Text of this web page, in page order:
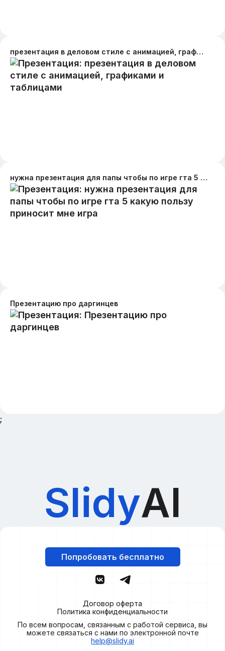
презентация в деловом стиле с анимацией, графиками и таблицами
нужна презентация для папы чтобы по игре гта 5 какую пользу приносит мне игра
Презентацию про даргинцев
;
SlidyAI
Попробовать бесплатно
Договор оферта
Политика конфиденциальности
По всем вопросам, связанным с работой сервиса, вы
можете связаться с нами по электронной почте
help@slidy.ai